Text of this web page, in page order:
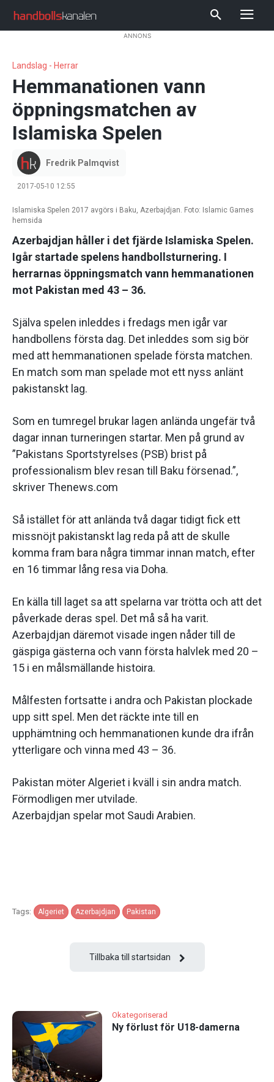
ANNONS
Landslag - Herrar
Hemmanationen vann
öppningsmatchen av
Islamiska Spelen
Fredrik Palmqvist
2017-05-10 12:55
Islamiska Spelen 2017 avgörs i Baku, Azerbajdjan. Foto: Islamic Games
hemsida
Azerbajdjan håller i det fjärde Islamiska Spelen.
Igår startade spelens handbollsturnering. I
herrarnas öppningsmatch vann hemmanationen
mot Pakistan med 43 – 36.
Själva spelen inleddes i fredags men igår var
handbollens första dag. Det inleddes som sig bör
med att hemmanationen spelade första matchen.
En match som man spelade mot ett nyss anlänt
pakistanskt lag.
Som en tumregel brukar lagen anlända ungefär två
dagar innan turneringen startar. Men på grund av
”Pakistans Sportstyrelses (PSB) brist på
professionalism blev resan till Baku försenad.”,
skriver Thenews.com
Så istället för att anlända två dagar tidigt fick ett
missnöjt pakistanskt lag reda på att de skulle
komma fram bara några timmar innan match, efter
en 16 timmar lång resa via Doha.
En källa till laget sa att spelarna var trötta och att det
påverkade deras spel. Det må så ha varit.
Azerbajdjan däremot visade ingen nåder till de
gäspiga gästerna och vann första halvlek med 20 –
15 i en målsmällande histoira.
Målfesten fortsatte i andra och Pakistan plockade
upp sitt spel. Men det räckte inte till en
upphämtning och hemmanationen kunde dra ifrån
ytterligare och vinna med 43 – 36.
Pakistan möter Algeriet i kväll i sin andra match.
Förmodligen mer utvilade.
Azerbajdjan spelar mot Saudi Arabien.
Tags: Algeriet Azerbajdjan Pakistan
Tillbaka till startsidan
Okategoriserad
Ny förlust för U18-damerna